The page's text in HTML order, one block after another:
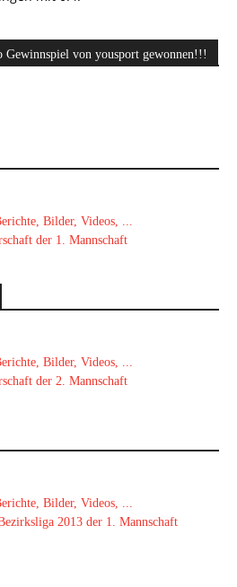
Gewinnspiel von yousport gewonnen!!!
Bilder, Videos, ...
der 1. Mannschaft
Bilder, Videos, ...
der 2. Mannschaft
Bilder, Videos, ...
2013 der 1. Mannschaft